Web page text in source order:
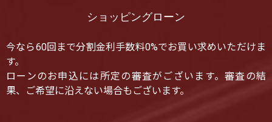
ショッピングローン
今なら60回まで分割金利手数料0%でお買い求めいただけま
す。
ローンのお申込には所定の審査がございます。審査の結
果、ご希望に沿えない場合もございます。